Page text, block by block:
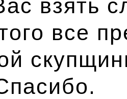
взять
все